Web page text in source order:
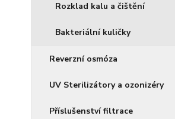
Rozklad kalu a čištění
Bakteriální kuličky
Reverzní osmóza
UV Sterilizátory a ozonizéry
Příslušenství filtrace